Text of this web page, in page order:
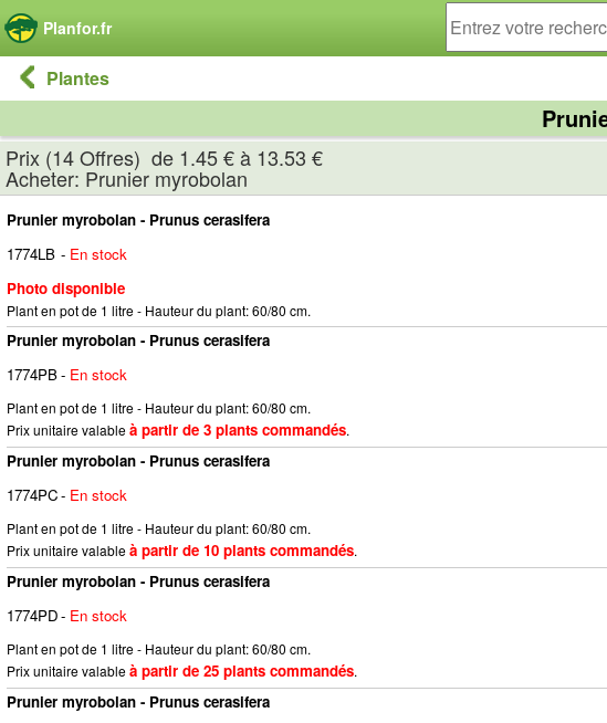
Planfor.fr
Plantes
Prix (14 Offres) de 1.45 € à 13.53 €
Acheter: Prunier myrobolan
Prunier myrobolan - Prunus cerasifera
1774LB - En stock
Photo disponible
Plant en pot de 1 litre - Hauteur du plant: 60/80 cm.
Prunier myrobolan - Prunus cerasifera
1774PB- En stock
Plant en pot de 1 litre - Hauteur du plant: 60/80 cm.
Prix unitaire valableà partir de 3 plants commandés.
Prunier myrobolan - Prunus cerasifera
1774PC- En stock
Plant en pot de 1 litre - Hauteur du plant: 60/80 cm.
Prix unitaire valableà partir de 10 plants commandés.
Prunier myrobolan - Prunus cerasifera
1774PD- En stock
Plant en pot de 1 litre - Hauteur du plant: 60/80 cm.
Prix unitaire valableà partir de 25 plants commandés.
Prunier myrobolan - Prunus cerasifera
Panneau de gestion des cookies